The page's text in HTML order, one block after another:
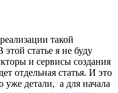
такой
статье я не буду
и сервисы создания
отдельная статья. И это
уже детали, а для начала